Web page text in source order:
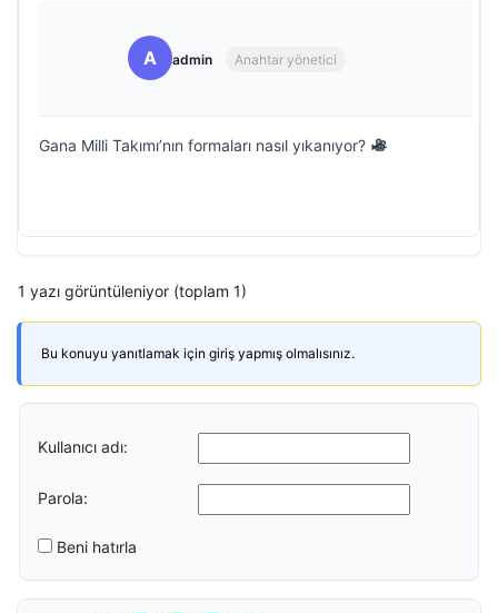
A admin Anahtar yönetici
Gana Milli Takımı’nın formaları nasıl yıkanıyor?
1 yazı görüntüleniyor (toplam 1)
Bu konuyu yanıtlamak için giriş yapmış olmalısınız.
Kullanıcı adı:
Parola:
Beni hatırla